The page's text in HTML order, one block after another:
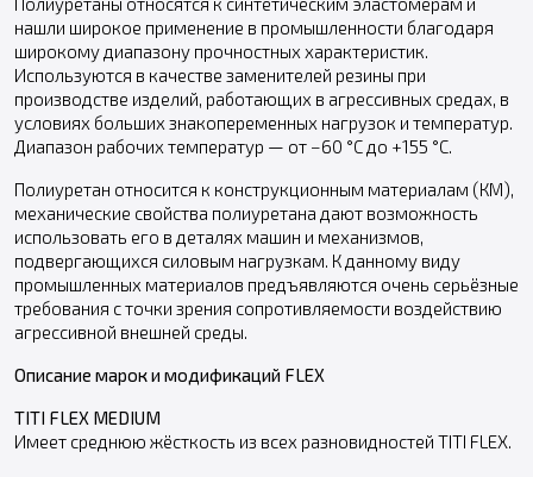
нашли широкое применение в промышленности благодаря
широкому диапазону прочностных характеристик.
Используются в качестве заменителей резины при
производстве изделий, работающих в агрессивных средах, в
условиях больших знакопеременных нагрузок и температур.
Диапазон рабочих температур — от −60 °С до +155 °С.
Полиуретан относится к конструкционным материалам (КМ),
механические свойства полиуретана дают возможность
использовать его в деталях машин и механизмов,
подвергающихся силовым нагрузкам. К данному виду
промышленных материалов предъявляются очень серьёзные
требования с точки зрения сопротивляемости воздействию
агрессивной внешней среды.
Описание марок и модификаций FLEX
TITI FLEX MEDIUM
Имеет среднюю жёсткость из всех разновидностей TITI FLEX.